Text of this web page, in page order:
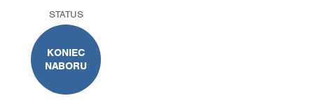
STATUS
KONIEC
NABORU